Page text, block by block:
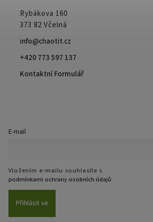
Rybákova 160
373 82 Včelná
info@chaotit.cz
+420 773 597 137
Kontaktní Formulář
E-mail
Vložením e-mailu souhlasíte s
podmínkami ochrany osobních údajů
Přihlásit se